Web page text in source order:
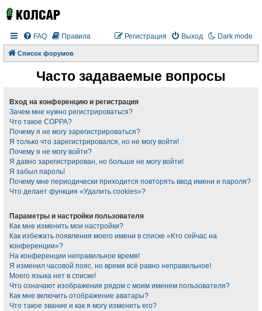
Dark mode
FAQ Правила Выход
Регистрация
Список форумов
Часто задаваемые вопросы
Вход на конференцию и регистрация
Зачем мне нужно регистрироваться?
Что такое COPPA?
Почему я не могу зарегистрироваться?
Я только что зарегистрировался, но не могу войти!
Почему я не могу войти?
Я давно зарегистрирован, но больше не могу войти!
Я забыл пароль!
Почему мне периодически приходится повторять ввод имени и пароля?
Что делает функция «Удалить cookies»?
Параметры и настройки пользователя
Как мне изменить мои настройки?
Как избежать появления моего имени в списке «Кто сейчас на
конференции»?
На конференции неправильное время!
Я изменил часовой пояс, но время всё равно неправильное!
Моего языка нет в списке!
Что означают изображения рядом с моим именем пользователя?
Как мне включить отображение аватары?
Что такое звание и как я могу изменить его?